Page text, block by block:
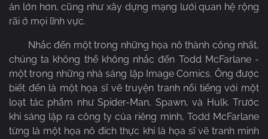
án lớn hơn, cũng như xây dựng mạng lưới quan hệ rộng
rãi ở mọi lĩnh vực.
Nhắc đến một trong những họa nô thành công nhất,
chúng ta không thể không nhắc đến Todd McFarlane -
một trong những nhà sáng lập Image Comics. Ông được
biết đến là một họa sĩ vẽ truyện tranh nổi tiếng với một
loạt tác phẩm như Spider-Man, Spawn, và Hulk. Trước
khi sáng lập ra công ty của riêng mình, Todd McFarlane
từng là một họa nô đích thực khi là họa sĩ vẽ tranh minh